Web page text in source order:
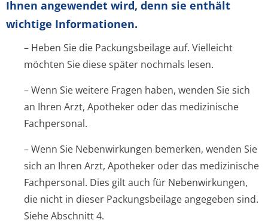
Ihnen angewendet wird, denn sie enthält
wichtige Informationen.
– Heben Sie die Packungsbeilage auf. Vielleicht
möchten Sie diese später nochmals lesen.
– Wenn Sie weitere Fragen haben, wenden Sie sich
an Ihren Arzt, Apotheker oder das medizinische
Fachpersonal.
– Wenn Sie Nebenwirkungen bemerken, wenden Sie
sich an Ihren Arzt, Apotheker oder das medizinische
Fachpersonal. Dies gilt auch für Nebenwirkungen,
die nicht in dieser Packungsbeilage angegeben sind.
Siehe Abschnitt 4.